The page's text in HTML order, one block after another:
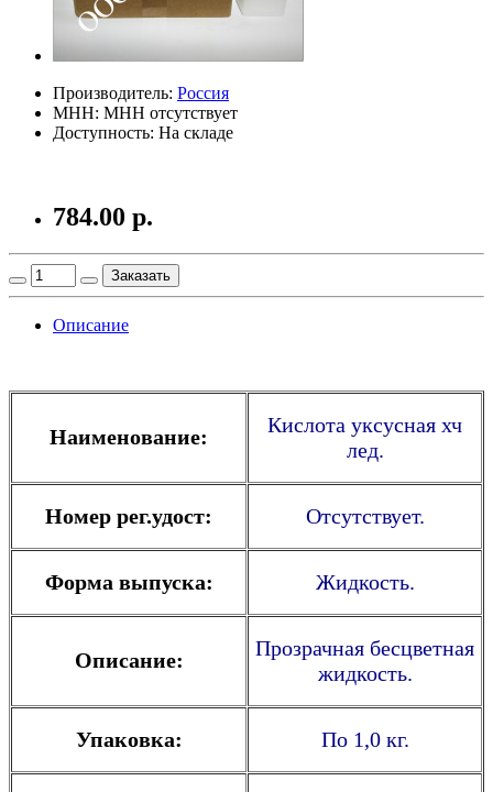
Производитель: Россия
МНН: МНН отсутствует
Доступность: На складе
784.00 р.
Заказать
Описание
Наименование:
Кислота уксусная хч
лед.
Номер рег.удост: Отсутствует.
Форма выпуска: Жидкость.
Описание:
Прозрачная бесцветная
жидкость.
Упаковка: По 1,0 кг.